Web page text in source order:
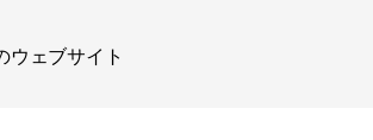
ウェブサイト